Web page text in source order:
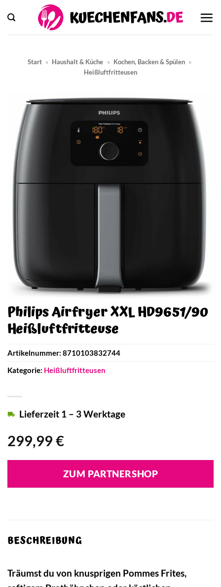
Inhalt
springen
Start » Haushalt & Küche » Kochen, Backen & Spülen »
Heißluftfritteusen
Philips Airfryer XXL HD9651/90
Heißluftfritteuse
299,99 €
Lieferzeit 1 – 3 Werktage
ZUM PARTNERSHOP
Artikelnummer: 8710103832744
Kategorie: Heißluftfritteusen
BESCHREIBUNG
Träumst du von knusprigen Pommes Frites,